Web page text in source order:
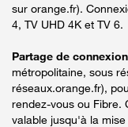
sur orange.fr).
4, TV UHD 4K et TV 6.
Partage de
métropolitaine, sous
réseaux.orange.fr),
rendez-vous ou Fibre.
valable jusqu'à la